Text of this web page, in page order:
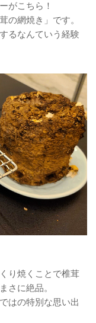
がこちら！
の網焼き」です。
るなんていう経験
り焼くことで椎茸
さに絶品。
はの特別な思い出